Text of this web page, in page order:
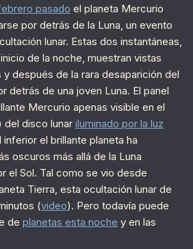
pasado el planeta Mercurio
por detrás de la Luna, un evento
lunar. Estas dos instantáneas,
de la noche, muestran vistas
después de la rara desaparición del
detrás de una joven Luna. El panel
Mercurio apenas visible en el
disco lunar iluminado por la luz
inferior el brillante planeta ha
oscuros más allá de la Luna
el Sol. Tal como se vio desde
Tierra, esta ocultación lunar de
(video). Pero todavía puede
de planetas esta noche y en las